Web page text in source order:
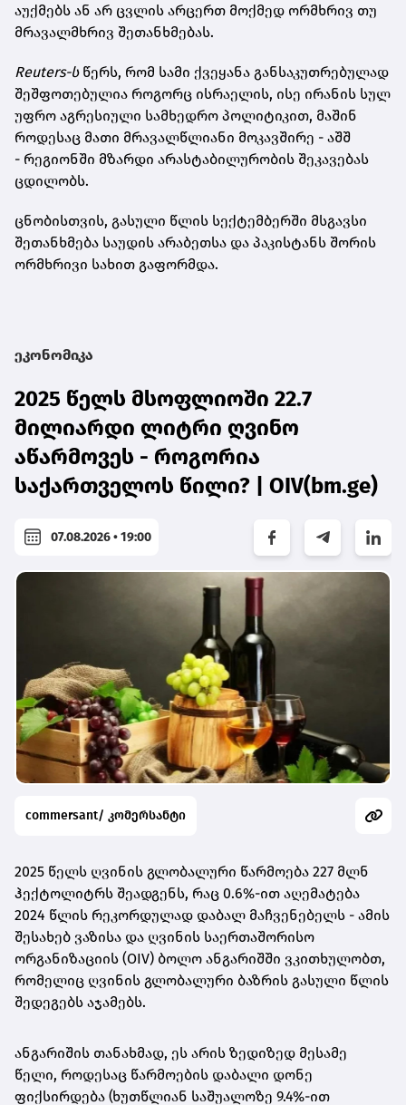
აუქმებს ან არ ცვლის არცერთ მოქმედ ორმხრივ თუ
მრავალმხრივ შეთანხმებას.
Reuters-სწერს, რომ სამი ქვეყანა განსაკუთრებულად
შეშფოთებულია როგორც ისრაელის, ისე ირანის სულ
უფრო აგრესიული სამხედრო პოლიტიკით, მაშინ
როდესაც მათი მრავალწლიანი მოკავშირე - აშშ
- რეგიონში მზარდი არასტაბილურობის შეკავებას
ცდილობს.
ცნობისთვის, გასული წლის სექტემბერში მსგავსი
შეთანხმება საუდის არაბეთსა და პაკისტანს შორის
ორმხრივი სახით გაფორმდა.
ეკონომიკა
2025 წელს მსოფლიოში 22.7
მილიარდი ლიტრი ღვინო
აწარმოვეს - როგორია
საქართველოს წილი? | OIV(bm.ge)
07.08.2026 • 19:00
commersant/ კომერსანტი
2025 წელს ღვინის გლობალური წარმოება 227 მლნ
ჰექტოლიტრს შეადგენს, რაც 0.6%-ით აღემატება
2024 წლის რეკორდულად დაბალ მაჩვენებელს - ამის
შესახებ ვაზისა და ღვინის საერთაშორისო
ორგანიზაციის (OIV) ბოლო ანგარიშში ვკითხულობთ,
რომელიც ღვინის გლობალური ბაზრის გასული წლის
შედეგებს აჯამებს.
ანგარიშის თანახმად, ეს არის ზედიზედ მესამე
წელი, როდესაც წარმოების დაბალი დონე
ფიქსირდება (ხუთწლიან საშუალოზე 9.4%-ით